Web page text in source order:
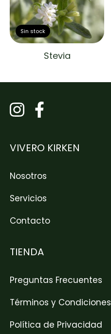
Sin stock
Stevia
VIVERO KIRKEN
Nosotros
Servicios
Contacto
TIENDA
Preguntas Frecuentes
Términos y Condiciones
Política de Privacidad